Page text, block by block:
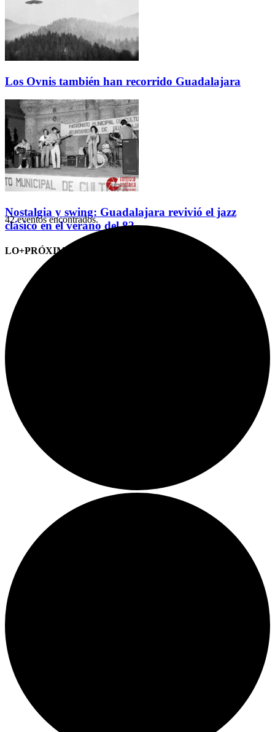
Los Ovnis también han recorrido Guadalajara
Nostalgia y swing: Guadalajara revivió el jazz
clásico en el verano del 82
LO+PRÓXIMO (CITAS)
42 eventos encontrados.